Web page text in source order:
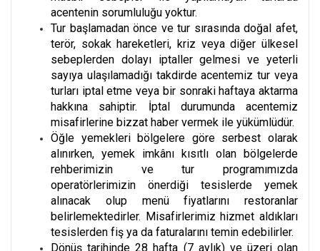
acentenin sorumluluğu yoktur.
Tur başlamadan önce ve tur sırasında doğal afet,
terör, sokak hareketleri, kriz veya diğer ülkesel
sebeplerden dolayı iptaller gelmesi ve yeterli
sayıya ulaşılamadığı takdirde acentemiz tur veya
turları iptal etme veya bir sonraki haftaya aktarma
hakkına sahiptir. İptal durumunda acentemiz
misafirlerine bizzat haber vermek ile yükümlüdür.
Öğle yemekleri bölgelere göre serbest olarak
alınırken, yemek imkânı kısıtlı olan bölgelerde
rehberimizin ve tur programımızda
operatörlerimizin önerdiği tesislerde yemek
alınacak olup menü fiyatlarını restoranlar
belirlemektedirler. Misafirlerimiz hizmet aldıkları
tesislerden fiş ya da faturalarını temin edebilirler.
Dönüş tarihinde 28 hafta (7 aylık) ve üzeri olan